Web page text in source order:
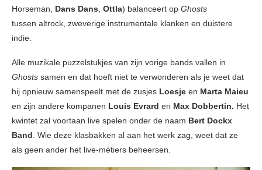
Horseman, Dans Dans, Ottla) balanceert op Ghosts
tussen altrock, zweverige instrumentale klanken en duistere
indie.
Alle muzikale puzzelstukjes van zijn vorige bands vallen in
Ghosts samen en dat hoeft niet te verwonderen als je weet dat
hij opnieuw samenspeelt met de zusjes Loesje en Marta Maieu
en zijn andere kompanen Louis Evrard en Max Dobbertin. Het
kwintet zal voortaan live spelen onder de naam Bert Dockx
Band. Wie deze klasbakken al aan het werk zag, weet dat ze
als geen ander het live-métiers beheersen.